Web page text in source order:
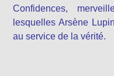
Confidences,
lesquelles Arsène
au service de la vérité.